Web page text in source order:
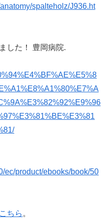
spalteholz/J936.ht
した！ 豊岡病院.
ec/product/ebooks/book/50
こちら 。